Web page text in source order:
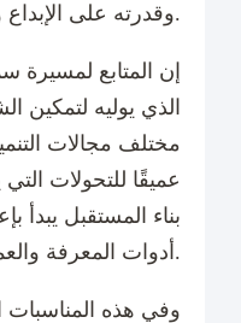
وقدرته على الإبداع والإنجاز والمنافسة.
إن المتابع لمسيرة
الذي يوليه لتمكين
مختلف مجالات
عميقًا للتحولات التي
بناء المستقبل يبدأ
أدوات المعرفة والعمل والإنتاج.
وفي هذه المناسبات